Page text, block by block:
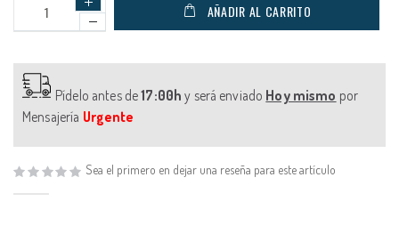
AÑADIR AL CARRITO
Pídelo antes de17:00h y será enviado Hoy mismo por
Mensajería Urgente
Sea el primero en dejar una reseña para este artículo